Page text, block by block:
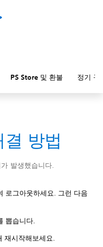
PS Store 및 환불 정기 구
방법
발생했습니다.
로그아웃하세요. 그런 다음
뽑습니다.
재시작해보세요.